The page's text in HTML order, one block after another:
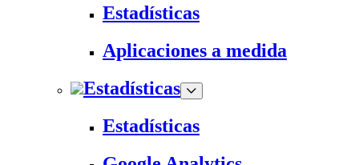
Estadísticas
Aplicaciones a medida
Estadísticas
Estadísticas